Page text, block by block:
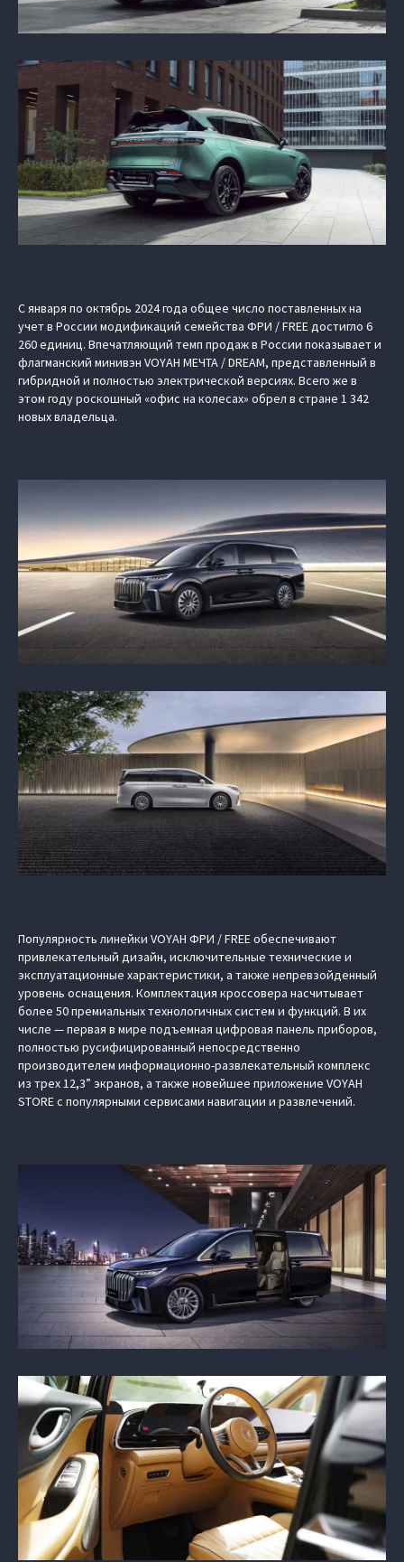
С января по октябрь 2024 года общее число поставленных на
учет в России модификаций семейства ФРИ / FREE достигло 6
260 единиц. Впечатляющий темп продаж в России показывает и
флагманский минивэн VOYAH МЕЧТА / DREAM, представленный в
гибридной и полностью электрической версиях. Всего же в
этом году роскошный «офис на колесах» обрел в стране 1 342
новых владельца.
Популярность линейки VOYAH ФРИ / FREE обеспечивают
привлекательный дизайн, исключительные технические и
эксплуатационные характеристики, а также непревзойденный
уровень оснащения. Комплектация кроссовера насчитывает
более 50 премиальных технологичных систем и функций. В их
числе — первая в мире подъемная цифровая панель приборов,
полностью русифицированный непосредственно
производителем информационно-развлекательный комплекс
из трех 12,3” экранов, а также новейшее приложение VOYAH
STORE с популярными сервисами навигации и развлечений.